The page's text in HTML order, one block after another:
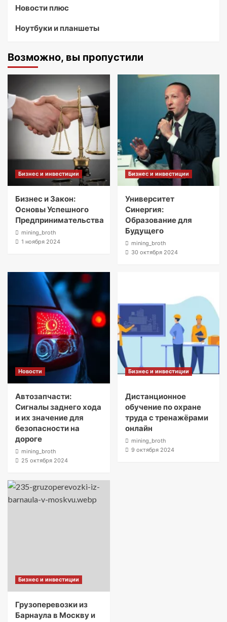
Новости плюс
Ноутбуки и планшеты
Возможно, вы пропустили
Бизнес и инвестиции
Бизнес и Закон:
Основы Успешного
Предпринимательства
mining_broth
1 ноября 2024
Бизнес и инвестиции
Университет
Синергия:
Образование для
Будущего
mining_broth
30 октября 2024
Новости
Автозапчасти:
Сигналы заднего хода
и их значение для
безопасности на
дороге
mining_broth
25 октября 2024
Бизнес и инвестиции
Дистанционное
обучение по охране
труда с тренажёрами
онлайн
mining_broth
9 октября 2024
Бизнес и инвестиции
Грузоперевозки из
Барнаула в Москву и